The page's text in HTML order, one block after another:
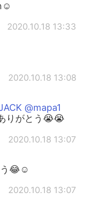
2020.10.18 13:33
2020.10.18 13:08
@mapa1
りがとう😭😭
2020.10.18 13:07
う😂☺
2020.10.18 13:07